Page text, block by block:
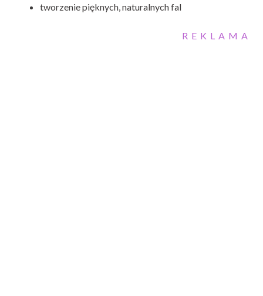
tworzenie pięknych, naturalnych fal
REKLAMA